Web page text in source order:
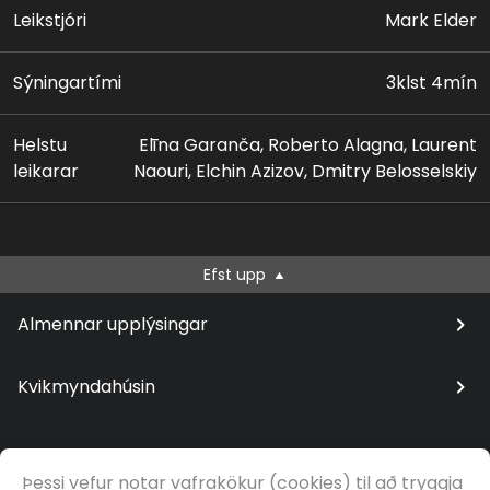
sinn sem Tony-verðlaunahafinn Darko Tresnjak tekur
að sér sýningu fyrir Met, en þar hefur þetta verk ekki
hljómsveitinni.
Leikstjóri Mark Elder
Sýningartími 3klst 4mín
Helstu
leikarar
Elīna Garanča, Roberto Alagna, Laurent
Naouri, Elchin Azizov, Dmitry Belosselskiy
Efst upp
Almennar upplýsingar
Kvikmyndahúsin
© Samfilm
Þessi vefur notar vafrakökur (cookies) til að tryggja